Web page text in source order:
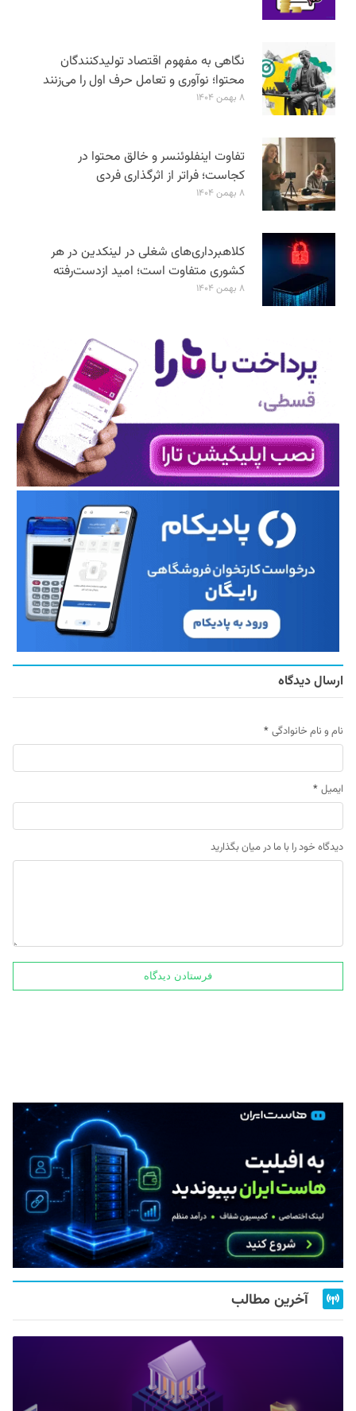
نگاهی به مفهوم اقتصاد تولیدکنندگان
محتوا؛ نوآوری و تعامل حرف اول را می‌زنند
۸ بهمن ۱۴۰۴
تفاوت اینفلوئنسر و خالق محتوا در
کجاست؛ فراتر از اثرگذاری فردی
۸ بهمن ۱۴۰۴
کلاهبرداری‌های شغلی در لینکدین در هر
کشوری متفاوت است؛ امید ازدست‌رفته
۸ بهمن ۱۴۰۴
ارسال دیدگاه
نام و نام خانوادگی *
ایمیل *
دیدگاه خود را با ما در میان بگذارید
آخرین مطالب